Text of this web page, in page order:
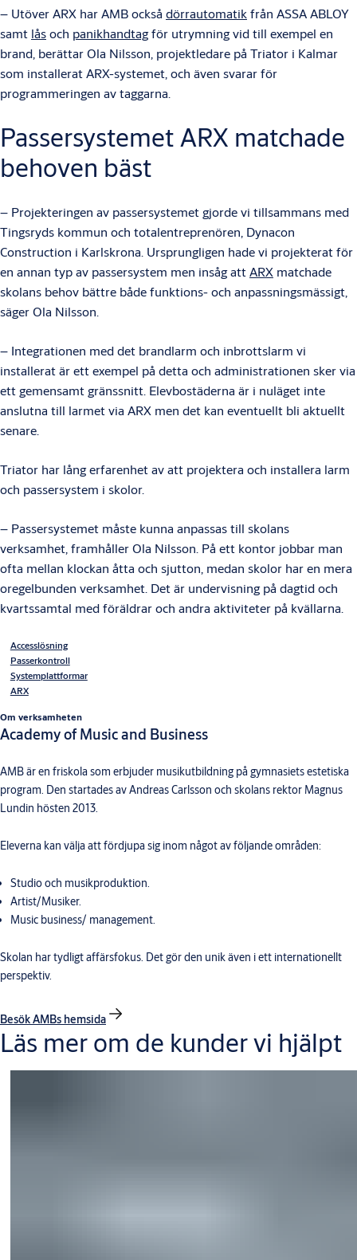
– Utöver ARX har AMB också dörrautomatikfrån ASSA ABLOY
samt låsoch panikhandtagför utrymning vid till exempel en
brand, berättar Ola Nilsson, projektledare på Triator i Kalmar
som installerat ARX-systemet, och även svarar för
programmeringen av taggarna.
Passersystemet ARX matchade
behoven bäst
– Projekteringen av passersystemet gjorde vi tillsammans med
Tingsryds kommun och totalentreprenören, Dynacon
Construction i Karlskrona. Ursprungligen hade vi projekterat för
en annan typ av passersystem men insåg attARX matchade
skolans behov bättre både funktions- och anpassningsmässigt,
säger Ola Nilsson.
– Integrationen med det brandlarm och inbrottslarm vi
installerat är ett exempel på detta och administrationen sker via
ett gemensamt gränssnitt. Elevbostäderna är i nuläget inte
anslutna till larmet via ARX men det kan eventuellt bli aktuellt
senare.
Triator har lång erfarenhet av att projektera och installera larm
och passersystem i skolor.
– Passersystemet måste kunna anpassas till skolans
verksamhet, framhåller Ola Nilsson. På ett kontor jobbar man
ofta mellan klockan åtta och sjutton, medan skolor har en mera
oregelbunden verksamhet. Det är undervisning på dagtid och
kvartssamtal med föräldrar och andra aktiviteter på kvällarna.
Accesslösning
Passerkontroll
Systemplattformar
ARX
Om verksamheten
Academy of Music and Business
AMB är en friskola som erbjuder musikutbildning på gymnasiets estetiska
program. Den startades av Andreas Carlsson och skolans rektor Magnus
Lundin hösten 2013.
Eleverna kan välja att fördjupa sig inom något av följande områden:
Studio och musikproduktion.
Artist/Musiker.
Music business/ management.
Skolan har tydligt affärsfokus. Det gör den unik även i ett internationellt
perspektiv.
Besök AMBs hemsida
Läs mer om de kunder vi hjälpt